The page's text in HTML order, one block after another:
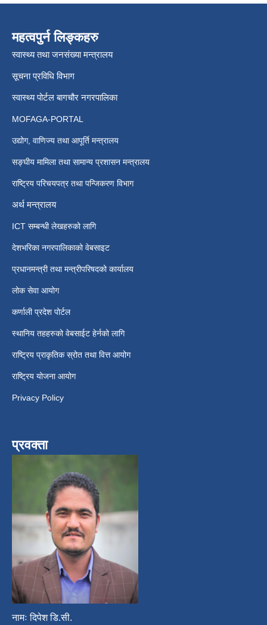
महत्वपुर्न लिङ्कहरु
स्वास्थ्य तथा जनसंख्या मन्त्रालय
सूचना प्रविधि विभाग
स्वास्थ्य पोर्टल बागचौर नगरपालिका
MOFAGA-PORTAL
उद्योग, वाणिज्य तथा आपूर्ति मन्त्रालय
सङ्घीय मामिला तथा सामान्य प्रशासन मन्त्रालय
राष्ट्रिय परिचयपत्र तथा पन्जिकरण विभाग
अर्थ मन्त्रालय
ICT सम्बन्धी लेखहरुको लागि
देशभरिका नगरपालिकाको वेबसाइट
प्रधानमन्त्री तथा मन्त्रीपरिषदको कार्यालय
लोक सेवा आयोग
कर्णाली प्रदेश पोर्टल
स्थानिय तहहरुको वेबसाईट हेर्नको लागि
राष्ट्रिय प्राकृतिक स्रोत तथा वित्त आयोग
राष्ट्रिय योजना आयोग
Privacy Policy
प्रवक्ता
नामः दिपेश डि.सी.